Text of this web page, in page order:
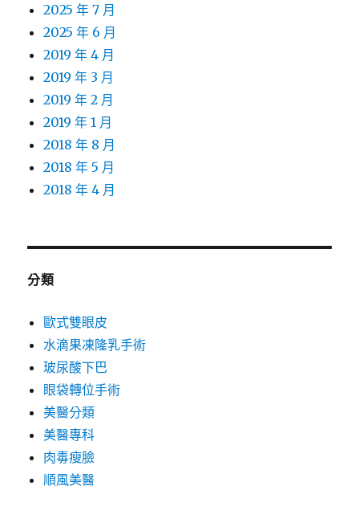
2025 年 7 月
2025 年 6 月
2019 年 4 月
2019 年 3 月
2019 年 2 月
2019 年 1 月
2018 年 8 月
2018 年 5 月
2018 年 4 月
分類
歐式雙眼皮
水滴果凍隆乳手術
玻尿酸下巴
眼袋轉位手術
美醫分類
美醫專科
肉毒瘦臉
順風美醫